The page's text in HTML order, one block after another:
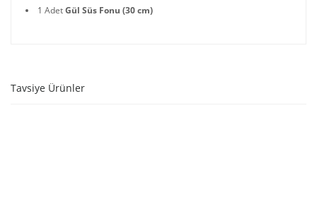
1 AdetGül Süs Fonu (30 cm)
Tavsiye Ürünler